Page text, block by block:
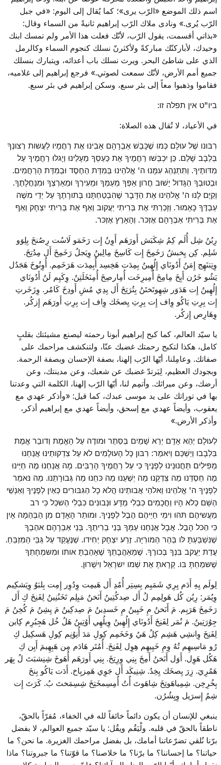
اسم ذلك الموضع «الرّب يرى»؛ كما يُقال إلى اليوم: «في جبل
الرّب يُرى.» ونادى ملاك الرّب إبراهيم ثانيةً من السماء وقال:
«بذاتي أقسمت، يقول الرّب، لأنّك فعلت هذا الأمر ولم تمسك ابنك
وحيدك، لأباركنّك مباركةً ولأكثرنّ نسلك كنجوم السماء وكالرمل
الذي على شاطئ البحر. ويرث نسلك باب أعدائه، ويتبارك بنسلك
جميع أمم الأرض، لأنّك سمعت لصوتي.» فرجع إبراهيم إلى غلاميه،
فقاموا وذهبوا معاً إلى بئر سبع، وسكن إبراهيم في بئر سبع.
ביו"ט אין תפלה זו:
في الأعياد، لا تُقال هذه الصلاة:
רִבּונו שֶׁל עולָם כְּמו שֶׁכָּבַשׁ אַבְרָהָם אָבִינוּ אֶת רַחֲמָיו לַעֲשות רְצונְךָ
בְּלֵבָב שָׁלֵם. כֵּן יִכְבְּשׁוּ רַחֲמֶיךָ אֶת כַּעַסְךָ מֵעָלֵינוּ וְיָגלּוּ רַחֲמֶיךָ עַל
מִדּותֶיךָ. וְתִתְנַהֵג עִמָּנוּ ה' אֱלהֵינוּ בְּמִדַּת הַחֶסֶד וּבְמִדַּת הָרַחֲמִים.
וּבְטוּבְךָ הַגָּדול יָשׁוּב חֲרון אַפְּךָ מֵעַמְּךָ וּמֵעִירְךָ וּמֵאַרְצְךָ וּמִנַּחֲלָתֶךָ.
וְקַיֶּם לָנוּ ה' אֱלהֵינוּ אֶת הַדָּבָר שֶׁהִבְטַחְתָּנוּ בְּתורָתֶךָ עַל יְדֵי משֶׁה
עַבְדֶּךָ כָּאָמוּר. וְזָכַרְתִּי אֶת בְּרִיתִי יַעֲקוב וְאַף אֶת בְּרִיתִי יִצְחָק וְאַף
אֶת בְּרִיתִי אַבְרָהָם אֶזְכּר. וְהָאָרֶץ אֶזְכּר.
رِبُنُ شِل أُلَم كِمُ شِكَبَش أَورَهَم أَوِنُ إِت رَخَمَو لَاسُت رِصُنخَ بِلِوَو
شَلِم. كِن يِخبشُ رَخَمِخَ إِت كَاسِخَ مِالِينُ وِيَجلُ رَخَمِخَ أَل مِدُتِخَ.
وِتِتنَهِج إِمَنُ أَدُونَاي إِلُهِينُ بِمِدَت هَخِسِد أُبِمِدَت هَرَخَمِم. أُوِتُوخَ هَجَدُل
يَشُو خَرُن أَبِخَ مِامِخَ أُمِيرِخَت أُمِارصِخَ أُمِنَخَلَتِنُ. وِكَيِم لَنُ أَدُونَاي
إِلُهِينُ إِت هَدَوَر شِهِوتَختَنُ بِتُرَتِخَ أَل يِدِي مُشِ أَودِخَ كَامُر. وِزَخَرتِ
إِت بِرِتِ يَاكُو وِاف إِت بِرِتِ يِصخَك وِاف إِت بِرِتِ أَورَهَم إِزكُر.
وِهَارِص إِزكُر.
يا سيّد العالم، كما كبح إبراهيم أبونا رحمته ليصنع مشيئتك بقلبٍ
كامل، هكذا لتكبح رحمتك غضبك عنّا، ولتنكشف مراحمك على
صفاتك. وعامِلنا، أيّها الرّب إلهنا، بصفة الإحسان وبصفة الرحمة.
وبجودك العظيم، لِيَرتدّ غضبك عن شعبك، وعن مدينتك، وعن
أرضك، وعن ميراثك. وأتمِم لنا، أيّها الرّب إلهنا، الكلمة التي وعدتنا
بها في توراتك على يد موسى عبدك، كما قيل: «وأذكر عهدي مع
يعقوب، وأيضاً عهدي مع إسحق، وأيضاً عهدي مع إبراهيم أذكر،
وأذكر الأرض.»
לְעולָם יְהֵא אָדָם יְרֵא שָׁמַיִם בְּסֵּתֶר וּמודֶה עַל הָאֱמֶת וְדובֵר אֱמֶת
בִּלְבָבו וְיַשְׁכֵּם וְיאמַר: רִבּון כָּל הָעולָמִים לא עַל צִדְקותֵינוּ אֲנַחְנוּ
מַפִּילִים תַּחֲנוּנֵינוּ לְפָנֶיךָ כִּי עַל רַחֲמֶיךָ הָרַבִּים. מָה אֲנַחְנוּ מֶה חַיֵּינוּ
מֶה חַסְדֵּנוּ מַה צִּדְקֵנוּ מַה יְשְׁעֵנוּ מַה כּחֵנוּ מַה גְּבוּרָתֵנוּ. מַה נּאמַר
לְפָנֶיךָ ה' אֱלהֵינוּ וֵאלהֵי אֲבותֵינוּ הֲלא כָל הַגִּבּורִים כְּאַיִן לְפָנֶיךָ וְאַנְשֵׁי
הַשֵּׁם כְּלא הָיוּ וַחֲכָמִים כִּבְלִי מַדָּע וּנְבונִים כִּבְלִי הַשכֵּל כִּי רב
מַעֲשיהֶם תּהוּ וִימֵי חַיֵּיהֶם הֶבֶל לְפָנֶיךָ. וּמותַר הָאָדָם מִן הַבְּהֵמָה אָיִן
כִּי הַכּל הָבֶל. אֲבָל אֲנַחְנוּ עַמְּךָ בְּנֵי בְרִיתֶךָ. בְּנֵי אַבְרָהָם אהַבְךָ
שֶׁנִּשְׁבַּעְתָּ לּו בְּהַר הַמּורִיָּה. זֶרַע יִצְחָק יְחִידו. שֶׁנֶּעֱקַד עַל גַּבֵּי הַמִּזְבֵּחַ.
עֲדַת יַעֲקב בִּנְךָ בְּכורֶךָ. שֶׁמֵּאַהֲבָתְךָ שֶׁאָהַבְתָּ אותו וּמִשּמְחָתְךָ
שֶׁשּמַחְתָּ בּו. קָרָאתָ אֶת שְׁמו יִשרָאֵל וִישֻׁרוּן.
لِولَم يِهِ أَدَم يِرِي شَمَيِم بِسِتِر أُمُدِ أَل هَيمِت وِدُوِر إِمِت بِلبَوُ وِيَشكِيم
وِيُمَر: رِبُن كُل هَولِمِم لُ أَل صِدكُتِينُ أَنَخنُ مَبِلِم تَخَنُنِينُ لِفَنِخَ كِ أَل
رَخَمِخَ هَرَبِم. مَ أَنَخنُ مِ خَيِينُ مِ خَسدِينُ مَ صِدكِينُ مَ يِشِنُ مَ كُخِنُ مَ
جِوُرَتِينُ. مَ نُمَر لِفَنِخَ أَدُونَاي إِلُهِينُ وِيلُهِي أَوُتِينُ هَلُ خُل هَجِبُرِم كِاين
لِفَنِخَ وِانشِي هَشِم كِلُ هَيُ وَخَخَمِم كِولِ مَدَ أُنِوُنِم كِولِ هَسكِيل كِ
رُو مَاسِيهِم تُهُ وِمِ خَيِيهِم هِوِل لِفَنِخَ. أُمُتَر هَادَم مِن هَبِهِيمَ أَيِن كِ
هَكُل هَوِل. أَوَل أَنَخنُ أَمِخَ بِنِي وِرِتِخَ. بِنِي أَورَهَم أُهَوخَ شِنِشبَتَ لُ بِهَر
هَمُرِيَ. زِرَ يِصخَك يِخِدُ. شِنِيكَد أَل جَوِي هَمِزبِاخ. أَدَت يَاكُو بِنخَ
بِخُرِخِن. شِمِياهَوتِخَ شِاهَوتَ أُتُ أُمِسِمخَتِخَ شِسِمَختَ بُ. كَرَتَ إِت
شِمُ إِسرَيل وِيِشُرُن.
ينبغي للإنسان أن يكون دائماً خائفاً لله في الخفاء، مُقرّاً بالحقّ،
ناطقاً بالحقّ في قلبه. ولْيَقُم ويقُل: يا سيّد جميع العوالم، لا بفضل
برّنا نُلقي تضرّعاتنا أمامك، بل بفضل مراحمك الغزيرة. ما نحن؟ ما
حياتنا؟ ما إحساننا؟ ما برّنا؟ ما خلاصنا؟ ما قوّتنا؟ ما جبروتنا؟ ماذا